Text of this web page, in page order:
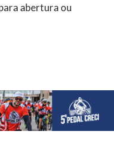
abertura ou